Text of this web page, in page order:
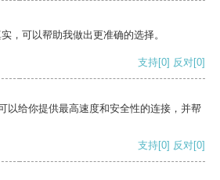
，可以帮助我做出更准确的选择。
支持[0] 反对[0]
以给你提供最高速度和安全性的连接，并帮
支持[0] 反对[0]